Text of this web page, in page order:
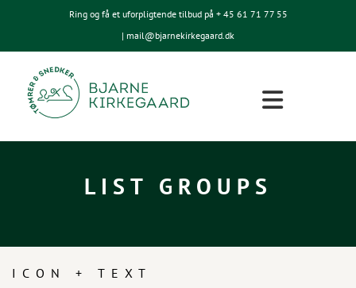
Ring og få et uforpligtende tilbud på + 45 61 71 77 55
| mail@bjarnekirkegaard.dk
LIST GROUPS
ICON + TEXT